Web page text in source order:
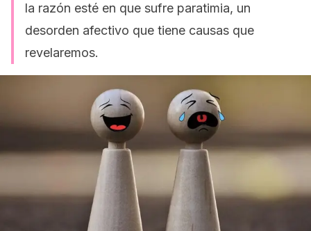
la razón esté en que sufre paratimia, un
desorden afectivo que tiene causas que
revelaremos.